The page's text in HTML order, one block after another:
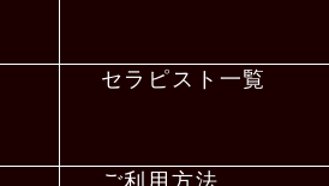
セラピスト一覧
ご利用方法